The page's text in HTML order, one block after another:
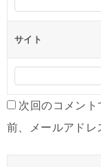
サイト
次回のコメン
前、メールアドレ